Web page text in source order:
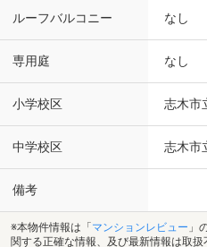
ルーフバルコニー なし
専用庭 なし
小学校区 志木市
中学校区 志木市
備考
※本物件情報は「 マンションレビュー 」
関する正確な情報、及び最新情報は取扱